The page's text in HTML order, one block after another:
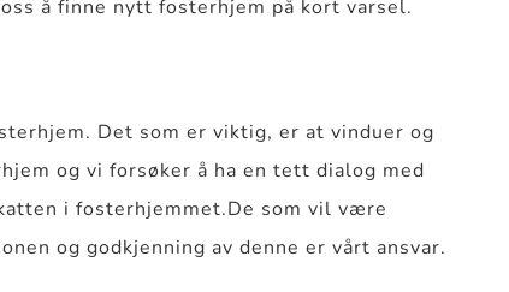
å finne nytt fosterhjem på kort varsel.
Det som er viktig, er at vinduer og
og vi forsøker å ha en tett dialog med
i fosterhjemmet.De som vil være
og godkjenning av denne er vårt ansvar.